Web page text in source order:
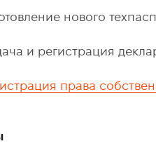
нового
и регистрация
права